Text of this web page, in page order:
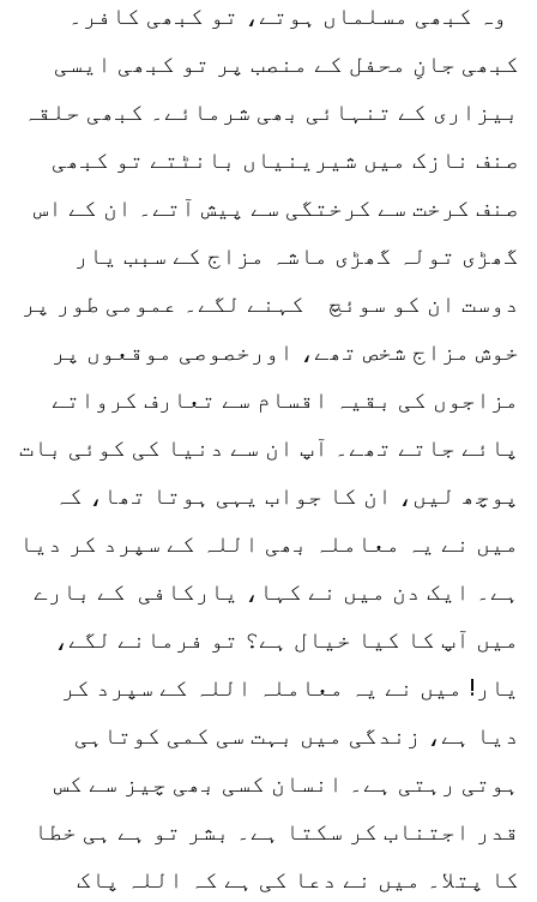
وہ کبھی مسلماں ہوتے، تو کبھی کافر۔
کبھی جانِ محفل کے منصب پر تو کبھی ایسی
بیزاری کے تنہائی بھی شرمائے۔ کبھی حلقہ
صنف نازک میں شیرینیاں بانٹتے تو کبھی
صنف کرخت سے کرختگی سے پیش آتے۔ ان کے اس
گھڑی تولہ گھڑی ماشہ مزاج کے سبب یار
دوست ان کو سوئچ کہنے لگے۔ عمومی طور پر
خوش مزاج شخص تھے، اورخصوصی موقعوں پر
مزاجوں کی بقیہ اقسام سے تعارف کرواتے
پائے جاتے تھے۔ آپ ان سے دنیا کی کوئی بات
پوچھ لیں، ان کا جواب یہی ہوتا تھا، کہ
میں نے یہ معاملہ بھی اللہ کے سپرد کر دیا
ہے۔ ایک دن میں نے کہا، یارکافی کے بارے
میں آپ کا کیا خیال ہے؟ تو فرمانے لگے،
یار! میں نے یہ معاملہ اللہ کے سپرد کر
دیا ہے، زندگی میں بہت سی کمی کوتاہی
ہوتی رہتی ہے۔ انسان کسی بھی چیز سے کس
قدر اجتناب کر سکتا ہے۔ بشر تو ہے ہی خطا
کا پتلا۔ میں نے دعا کی ہے کہ اللہ پاک